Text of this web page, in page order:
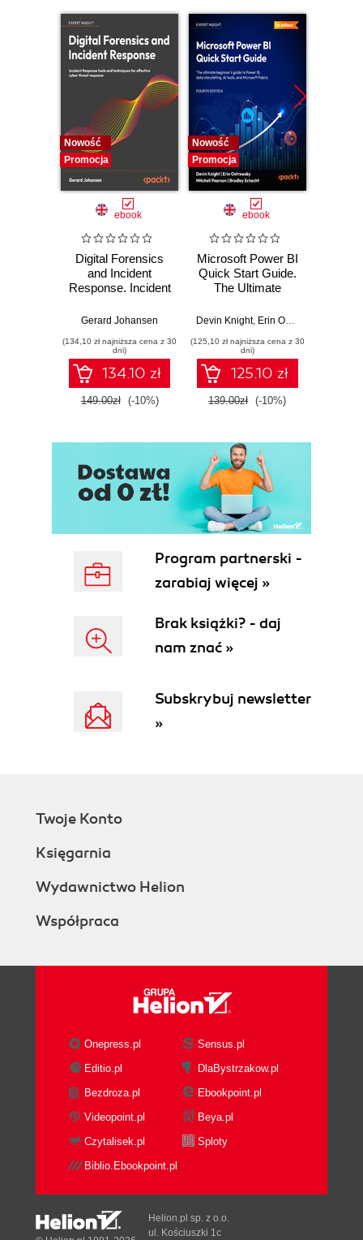
11. Implementing Server Side Rendering
12. Testing and Debugging
13. Deploying to Production
14. Working with React Native
Nowość
Promocja
ebook
Digital Forensics
and Incident
Response. Incident
and techniques for
threat response -
Fourth Edition
Gerard Johansen
(134,10 zł najniższa cena z 30
dni)
134.10 zł
149.00zł (-10%)
Nowość
Promocja
ebook
Microsoft Power BI
Quick Start Guide.
The Ultimate
to Power BI, Data
Tools, and
Microsoft Fabric -
Fourth Edition
Devin Knight, Erin Ostrowsky
(125,10 zł najniższa cena z 30
dni)
125.10 zł
139.00zł (-10%)
Program partnerski -
zarabiaj więcej »
Brak książki? - daj
nam znać »
Subskrybuj newsletter
»
Twoje Konto
Księgarnia
Wydawnictwo Helion
Współpraca
Onepress.pl
Sensus.pl
Editio.pl
DlaBystrzakow.pl
Bezdroza.pl
Ebookpoint.pl
Videopoint.pl
Beya.pl
Czytalisek.pl
Sploty
Biblio.Ebookpoint.pl
Helion.pl sp. z o.o.
ul. Kościuszki 1c